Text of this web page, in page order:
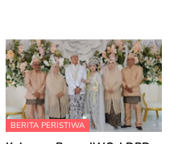
BERITA PERISTIWA